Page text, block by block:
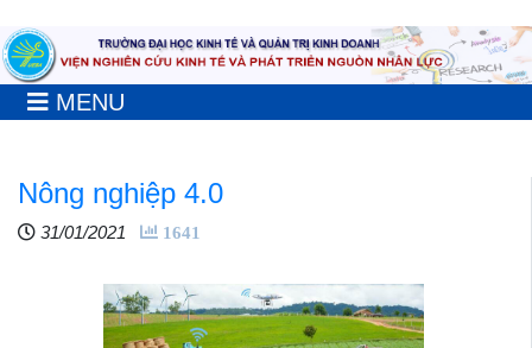
MENU
Nông nghiệp 4.0
31/01/2021 1641